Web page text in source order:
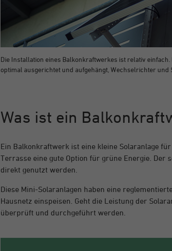
Die Installation eines Balkonkraftwerkes ist relativ
optimal ausgerichtet und aufgehängt, Wechselrichter
Was ist ein
Ein Balkonkraftwerk ist eine kleine Solaranlage
Terrasse eine gute Option für grüne Energie.
direkt genutzt werden.
Diese Mini-Solaranlagen haben eine
Hausnetz einspeisen. Geht die Leistung der
überprüft und durchgeführt werden.